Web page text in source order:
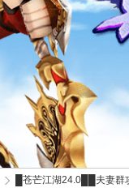
█苍芒江湖24.0██夫妻群